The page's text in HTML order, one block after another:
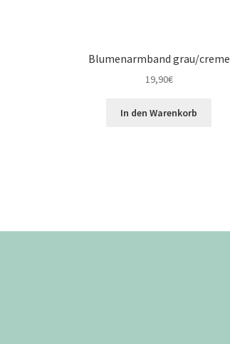
Blumenarmband grau/creme
19,90€
In den Warenkorb